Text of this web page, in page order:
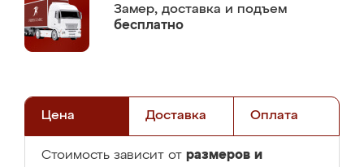
Замер, доставка и подъем
бесплатно
Цена Доставка Оплата
Стоимость зависит от размеров и